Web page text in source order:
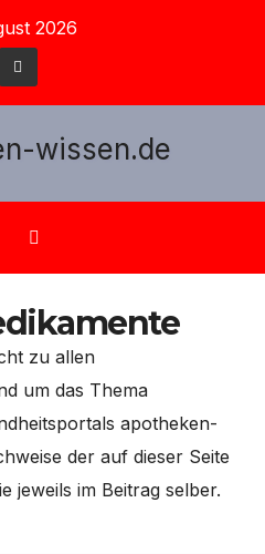
2026
zu allen
um das Thema
apotheken-
der auf dieser Seite
jeweils im Beitrag selber.